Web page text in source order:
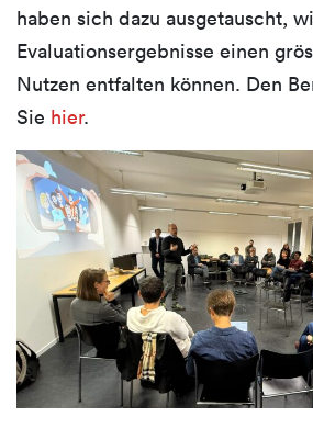
haben sich dazu ausgetauscht,
Evaluationsergebnisse einen
Nutzen entfalten können. Den
Sie hier.